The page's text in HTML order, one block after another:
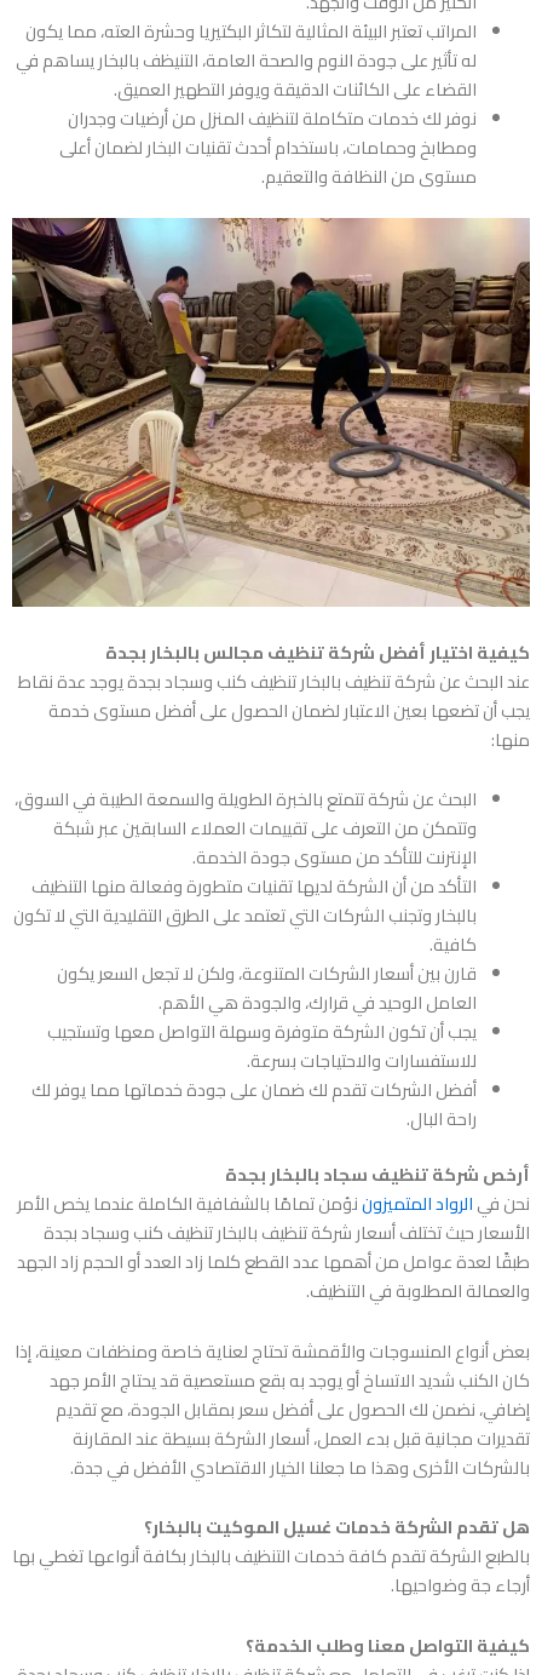
المراتب تعتبر البيئة المثالية لتكاثر البكتيريا وحشرة العته، مما يكون
له تأثير على جودة النوم والصحة العامة، التنيظف بالبخار يساهم في
القضاء على الكائنات الدقيقة ويوفر التطهير العميق.
نوفر لك خدمات متكاملة لتنظيف المنزل من أرضيات وجدران
ومطابخ وحمامات، باستخدام أحدث تقنيات البخار لضمان أعلى
مستوى من النظافة والتعقيم.
كيفية اختيار أفضل شركة تنظيف مجالس بالبخار بجدة
عند البحث عنشركة تنظيف بالبخار تنظيف كنب وسجاد بجدةيوجد عدة نقاط
يجب أن تضعها بعين الاعتبار لضمان الحصول على أفضل مستوى خدمة
منها:
البحث عن شركة تتمتع بالخبرة الطويلة والسمعة الطيبة في السوق،
وتتمكن من التعرف على تقييمات العملاء السابقين عبر شبكة
الإنترنت للتأكد من مستوى جودة الخدمة.
التأكد من أن الشركة لديها تقنيات متطورة وفعالة منها التنظيف
بالبخار وتجنب الشركات التي تعتمد على الطرق التقليدية التي لا تكون
كافية.
قارن بين أسعار الشركات المتنوعة، ولكن لا تجعل السعر يكون
العامل الوحيد في قرارك، والجودة هي الأهم.
يجب أن تكون الشركة متوفرة وسهلة التواصل معها وتستجيب
للاستفسارات والاحتياجات بسرعة.
أفضل الشركات تقدم لك ضمان على جودة خدماتها مما يوفر لك
راحة البال.
أرخص شركة تنظيف سجاد بالبخار بجدة
نحن فيالرواد المتميزوننؤمن تمامًا بالشفافية الكاملة عندما يخص الأمر
الأسعار حيث تختلف أسعارشركة تنظيف بالبخار تنظيف كنب وسجاد بجدة
طبقًا لعدة عوامل من أهمها عدد القطع كلما زاد العدد أو الحجم زاد الجهد
والعمالة المطلوبة في التنظيف.
بعض أنواع المنسوجات والأقمشة تحتاج لعناية خاصة ومنظفات معينة، إذا
كان الكنب شديد الاتساخ أو يوجد به بقع مستعصية قد يحتاج الأمر جهد
إضافي، نضمن لك الحصول على أفضل سعر بمقابل الجودة، مع تقديم
تقديرات مجانية قبل بدء العمل، أسعار الشركة بسيطة عند المقارنة
بالشركات الأخرى وهذا ما جعلنا الخيار الاقتصادي الأفضل في جدة.
هل تقدم الشركة خدمات غسيل الموكيت بالبخار؟
بالطبع الشركة تقدم كافة خدمات التنظيف بالبخار بكافة أنواعها تغطي بها
أرجاء جة وضواحيها.
كيفية التواصل معنا وطلب الخدمة؟